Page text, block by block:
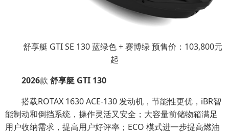
舒享艇 GTI SE 130 蓝绿色 + 赛博绿 预售价：103,800元
起
2026款 舒享艇 GTI 130
搭载ROTAX 1630 ACE-130 发动机，节能性更优，iBR智
能制动和倒挡系统，操作灵活又安全；大容量前储物箱满足
用户收纳需求，提高用户好评率；ECO 模式进一步提高燃油